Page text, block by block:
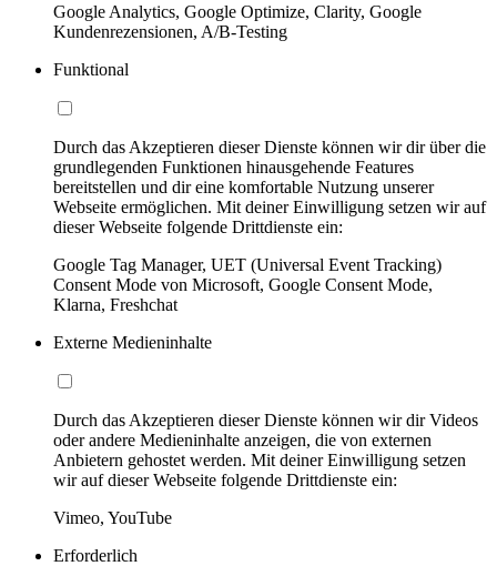
Google Analytics, Google Optimize, Clarity, Google
Kundenrezensionen, A/B-Testing
Funktional
Durch das Akzeptieren dieser Dienste können wir dir über die
grundlegenden Funktionen hinausgehende Features
bereitstellen und dir eine komfortable Nutzung unserer
Webseite ermöglichen. Mit deiner Einwilligung setzen wir auf
dieser Webseite folgende Drittdienste ein:
Google Tag Manager, UET (Universal Event Tracking)
Consent Mode von Microsoft, Google Consent Mode,
Klarna, Freshchat
Externe Medieninhalte
Durch das Akzeptieren dieser Dienste können wir dir Videos
oder andere Medieninhalte anzeigen, die von externen
Anbietern gehostet werden. Mit deiner Einwilligung setzen
wir auf dieser Webseite folgende Drittdienste ein:
Vimeo, YouTube
Erforderlich